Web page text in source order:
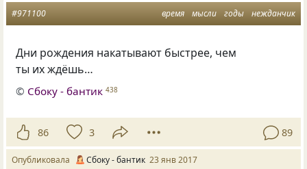
время мысли годы нежданчик
#971100
Дни рождения накатывают быстрее, чем
ты их ждёшь…
© Сбоку - бантик 438
86 3 89
Опубликовала Сбоку - бантик 23 янв 2017